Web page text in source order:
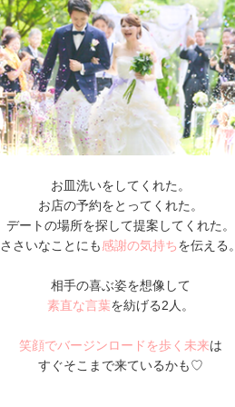
お皿洗いをしてくれた。
お店の予約をとってくれた。
デートの場所を探して提案してくれた。
ささいなことにも感謝の気持ちを伝える。
相手の喜ぶ姿を想像して
素直な言葉を紡げる2人。
笑顔でバージンロードを歩く未来は
すぐそこまで来ているかも♡